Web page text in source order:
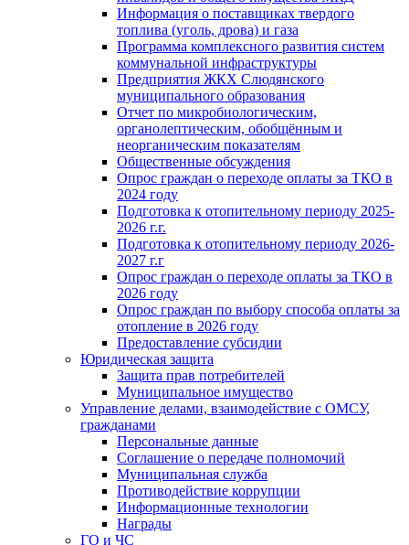
Информация о поставщиках твердого
топлива (уголь, дрова) и газа
Программа комплексного развития систем
коммунальной инфраструктуры
Предприятия ЖКХ Слюдянского
муниципального образования
Отчет по микробиологическим,
органолептическим, обобщённым и
неорганическим показателям
Общественные обсуждения
Опрос граждан о переходе оплаты за ТКО в
2024 году
Подготовка к отопительному периоду 2025-
2026 г.г.
Подготовка к отопительному периоду 2026-
2027 г.г
Опрос граждан о переходе оплаты за ТКО в
2026 году
Опрос граждан по выбору способа оплаты за
отопление в 2026 году
Предоставление субсидии
Юридическая защита
Защита прав потребителей
Муниципальное имущество
Управление делами, взаимодействие с ОМСУ,
гражданами
Персональные данные
Соглашение о передаче полномочий
Муниципальная служба
Противодействие коррупции
Информационные технологии
Награды
ГО и ЧС